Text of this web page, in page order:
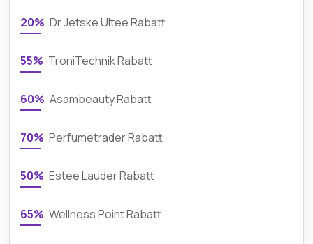
20% Dr Jetske Ultee Rabatt
55% TroniTechnik Rabatt
60% Asambeauty Rabatt
70% Perfumetrader Rabatt
50% Estee Lauder Rabatt
65% Wellness Point Rabatt